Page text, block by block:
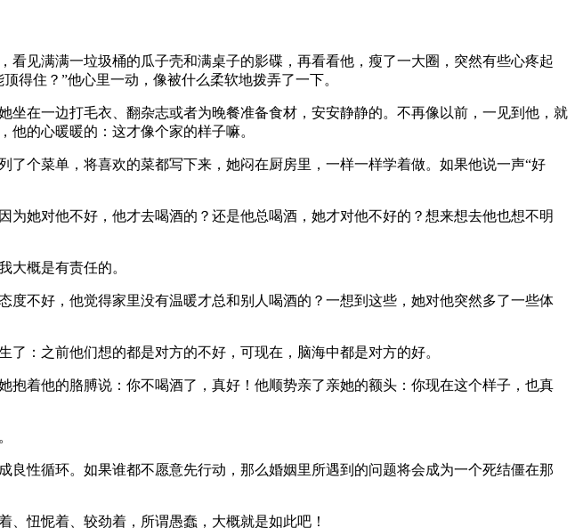
见满满一垃圾桶的瓜子壳和满桌子的影碟，再看看他，瘦了一大圈，突然有些心疼起
得住？”他心里一动，像被什么柔软地拨弄了一下。
在一边打毛衣、翻杂志或者为晚餐准备食材，安安静静的。不再像以前，一见到他，就
的心暖暖的：这才像个家的样子嘛。
个菜单，将喜欢的菜都写下来，她闷在厨房里，一样一样学着做。如果他说一声“好
她对他不好，他才去喝酒的？还是他总喝酒，她才对他不好的？想来想去他也想不明
大概是有责任的。
不好，他觉得家里没有温暖才总和别人喝酒的？一想到这些，她对他突然多了一些体
：之前他们想的都是对方的不好，可现在，脑海中都是对方的好。
着他的胳膊说：你不喝酒了，真好！他顺势亲了亲她的额头：你现在这个样子，也真
性循环。如果谁都不愿意先行动，那么婚姻里所遇到的问题将会成为一个死结僵在那
忸怩着、较劲着，所谓愚蠢，大概就是如此吧！